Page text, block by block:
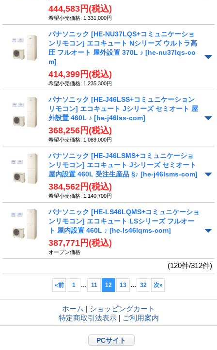
444,583円 (税込)
希望小売価格: 1,331,000円
パナソニック [HE-NU37LQS+コミュニケーショ
ンリモコン] エコキュート Nシリーズ ウルトラ高
圧 フルオート 屋外設置 370L ♪ [he-nu37lqs-co
m]
414,399円 (税込)
希望小売価格: 1,235,300円
パナソニック [HE-J46LSS+コミュニケーション
リモコン] エコキュート Jシリーズ セミオート 屋
外設置 460L ♪ [he-j46lss-com]
368,256円 (税込)
希望小売価格: 1,089,000円
パナソニック [HE-J46LSMS+コミュニケーショ
ンリモコン] エコキュート Jシリーズ セミオート
屋内設置 460L 受注生産品 §♪ [he-j46lsms-com]
384,562円 (税込)
希望小売価格: 1,140,700円
パナソニック [HE-LS46LQMS+コミュニケーショ
ンリモコン] エコキュート LSシリーズ フルオー
ト 屋内設置 460L ♪ [he-ls46lqms-com]
387,771円 (税込)
オープン価格
(120件/312件)
«前 1 ... 11 12 13 ... 32 次»
ホーム | ショッピングカート
特定商取引法表示 | ご利用案内
PCサイト